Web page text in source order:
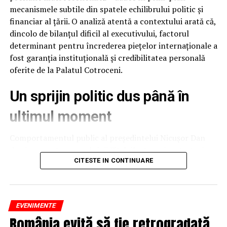
Carmen Târnoveanu dăruiește publicului momente
inedite la TVR International
mecanismele subtile din spatele echilibrului politic și
financiar al țării. O analiză atentă a contextului arată că,
dincolo de bilanțul dificil al executivului, factorul
determinant pentru încrederea piețelor internaționale a
fost garanția instituțională și credibilitatea personală
oferite de la Palatul Cotroceni.
Un sprijin politic dus până în
ultimul moment
după prezentarea evaluării Fitch ilustrează o strategie
de protejare a stabilității naționale. Deși raportul
eșec al executivului, președintele a ales o abordare
temperată, evitând să adauge tensiune peste o situație
deja fragilă.
CITESTE IN CONTINUARE
EVENIMENTE